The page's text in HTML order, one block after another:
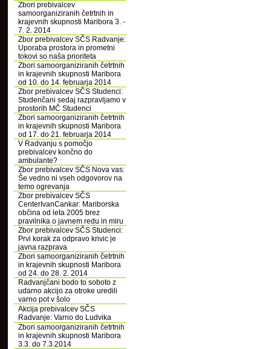
Zbori prebivalcev
samoorganiziranih četrtnih in
krajevnih skupnosti Maribora 3. -
7. 2. 2014
Zbor prebivalcev SČS Radvanje:
Uporaba prostora in prometni
tokovi so naša prioriteta
Zbori samoorganiziranih četrtnih
in krajevnih skupnosti Maribora
od 10. do 14. februarja 2014
Zbor prebivalcev SČS Studenci:
Studenčani sedaj razpravljamo v
prostorih MČ Studenci
Zbori samoorganiziranih četrtnih
in krajevnih skupnosti Maribora
od 17. do 21. februarja 2014
V Radvanju s pomočjo
prebivalcev končno do
ambulante?
Zbor prebivalcev SČS Nova vas:
Še vedno ni vseh odgovorov na
temo ogrevanja
Zbor prebivalcev SČS
CenterIvanCankar: Mariborska
občina od leta 2005 brez
pravilnika o javnem redu in miru
Zbor prebivalcev SČS Studenci:
Prvi korak za odpravo krivic je
javna razprava
Zbori samoorganiziranih četrtnih
in krajevnih skupnosti Maribora
od 24. do 28. 2. 2014
Radvanjčani bodo to soboto z
udarno akcijo za otroke uredili
varno pot v šolo
Akcija prebivalcev SČS
Radvanje: Varno do Ludvika
Zbori samoorganiziranih četrtnih
in krajevnih skupnosti Maribora
3.3. do 7.3.2014